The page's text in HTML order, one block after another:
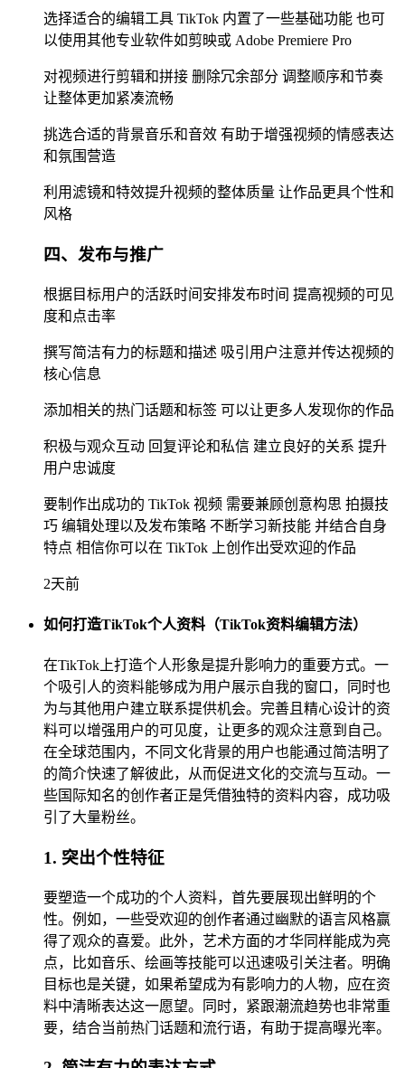
选择适合的编辑工具 TikTok 内置了一些基础功能 也可
以使用其他专业软件如剪映或 Adobe Premiere Pro
对视频进行剪辑和拼接 删除冗余部分 调整顺序和节奏
让整体更加紧凑流畅
挑选合适的背景音乐和音效 有助于增强视频的情感表达
和氛围营造
利用滤镜和特效提升视频的整体质量 让作品更具个性和
风格
四、发布与推广
根据目标用户的活跃时间安排发布时间 提高视频的可见
度和点击率
撰写简洁有力的标题和描述 吸引用户注意并传达视频的
核心信息
添加相关的热门话题和标签 可以让更多人发现你的作品
积极与观众互动 回复评论和私信 建立良好的关系 提升
用户忠诚度
要制作出成功的 TikTok 视频 需要兼顾创意构思 拍摄技
巧 编辑处理以及发布策略 不断学习新技能 并结合自身
特点 相信你可以在 TikTok 上创作出受欢迎的作品
2天前
如何打造TikTok个人资料（TikTok资料编辑方法）
在TikTok上打造个人形象是提升影响力的重要方式。一
个吸引人的资料能够成为用户展示自我的窗口，同时也
为与其他用户建立联系提供机会。完善且精心设计的资
料可以增强用户的可见度，让更多的观众注意到自己。
在全球范围内，不同文化背景的用户也能通过简洁明了
的简介快速了解彼此，从而促进文化的交流与互动。一
些国际知名的创作者正是凭借独特的资料内容，成功吸
引了大量粉丝。
1. 突出个性特征
要塑造一个成功的个人资料，首先要展现出鲜明的个
性。例如，一些受欢迎的创作者通过幽默的语言风格赢
得了观众的喜爱。此外，艺术方面的才华同样能成为亮
点，比如音乐、绘画等技能可以迅速吸引关注者。明确
目标也是关键，如果希望成为有影响力的人物，应在资
料中清晰表达这一愿望。同时，紧跟潮流趋势也非常重
要，结合当前热门话题和流行语，有助于提高曝光率。